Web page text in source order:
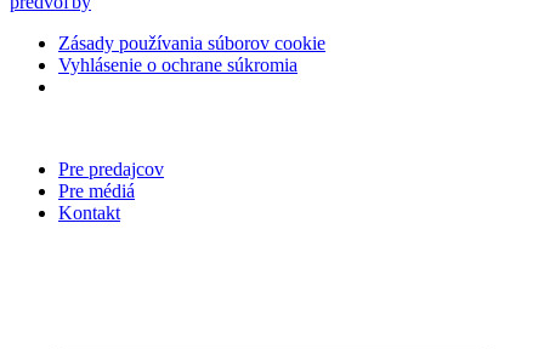
Zásady používania súborov cookie
Vyhlásenie o ochrane súkromia
obsah
Pre predajcov
Pre médiá
Kontakt